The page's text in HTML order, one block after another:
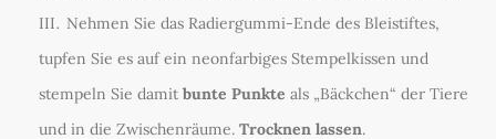
Nehmen Sie das Radiergummi-Ende des Bleistiftes,
tupfen Sie es auf ein neonfarbiges Stempelkissen und
stempeln Sie damit bunte Punkte als „Bäckchen“ der Tiere
und in die Zwischenräume. Trocknen lassen.